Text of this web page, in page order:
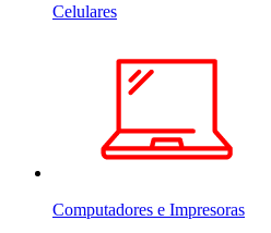
Celulares
Computadores e Impresoras